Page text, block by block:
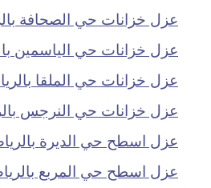
عزل خزانات حي الصحافة
عزل خزانات حي الياسمين
عزل خزانات حي الملقا
عزل خزانات حي النرجس
عزل اسطح حي الديرة
عزل اسطح حي المربع